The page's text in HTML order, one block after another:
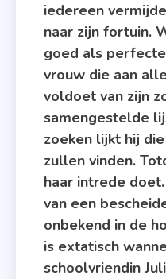
iedereen
naar zijn fortuin.
goed als
vrouw die aan
voldoet van zijn
samengestelde
zoeken lijkt hij
zullen vinden.
haar intrede
van een
onbekend in de
is extatisch
schoolvriendin